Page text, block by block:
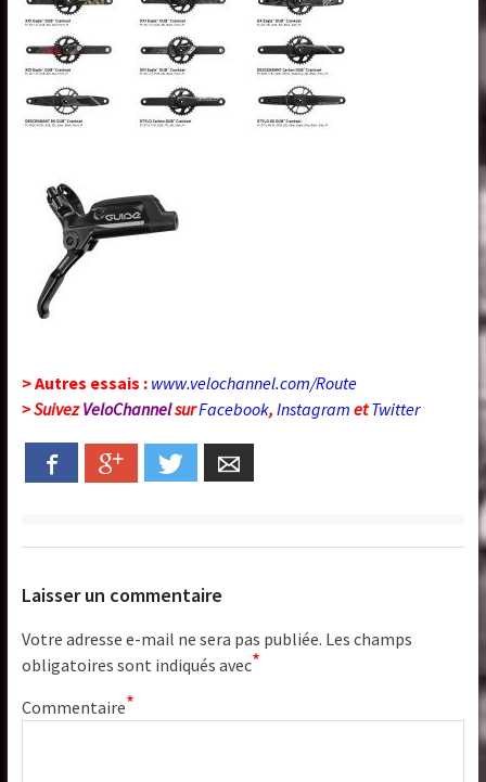
> Autres essais : www.velochannel.com/Route
> SuivezVeloChannelsurFacebook,Instagram etTwitter
Facebook Google+ Twitter
Laisser un commentaire
Votre adresse e-mail ne sera pas publiée. Les champs
obligatoires sont indiqués avec*
Commentaire*